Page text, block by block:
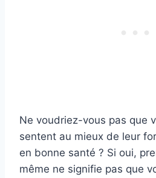
Ne voudriez-vous pas que
sentent au mieux de leur
en bonne santé ? Si oui,
même ne signifie pas que